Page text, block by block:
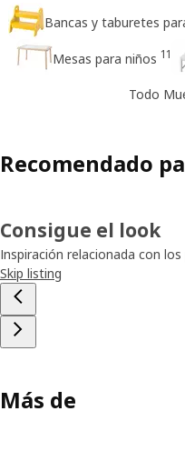
Bancas y taburetes
Mesas para niños 11
Todo
Recomendado
Consigue el look
Inspiración relacionada con
Skip listing
Más de